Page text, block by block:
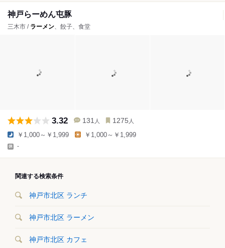
神戸らーめん屯豚
三木市 / ラーメン、餃子、食堂
3.32 131 人 1275 人
￥1,000～￥1,999 ￥1,000～￥1,999
-
関連する検索条件
神戸市北区 ランチ
神戸市北区 ラーメン
神戸市北区 カフェ